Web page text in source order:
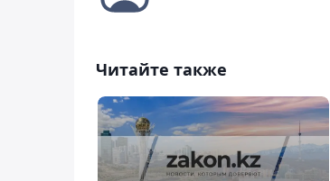
Читайте также